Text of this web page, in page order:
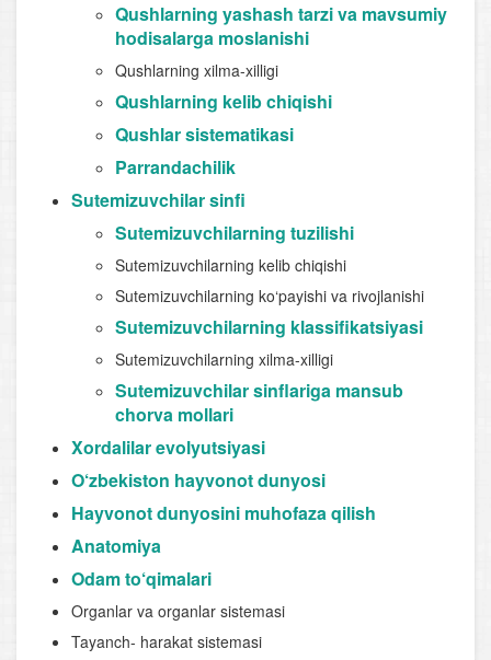
Qushlarning yashash tarzi va mavsumiy
hodisalarga moslanishi
Qushlarning xilma-xilligi
Qushlarning kelib chiqishi
Qushlar sistematikasi
Parrandachilik
Sutemizuvchilar sinfi
Sutemizuvchilarning tuzilishi
Sutemizuvchilarning kelib chiqishi
Sutemizuvchilarning ko‘payishi va rivojlanishi
Sutemizuvchilarning klassifikatsiyasi
Sutemizuvchilarning xilma-xilligi
Sutemizuvchilar sinflariga mansub
chorva mollari
Xordalilar evolyutsiyasi
O‘zbekiston hayvonot dunyosi
Hayvonot dunyosini muhofaza qilish
Anatomiya
Odam to‘qimalari
Organlar va organlar sistemasi
Tayanch- harakat sistemasi